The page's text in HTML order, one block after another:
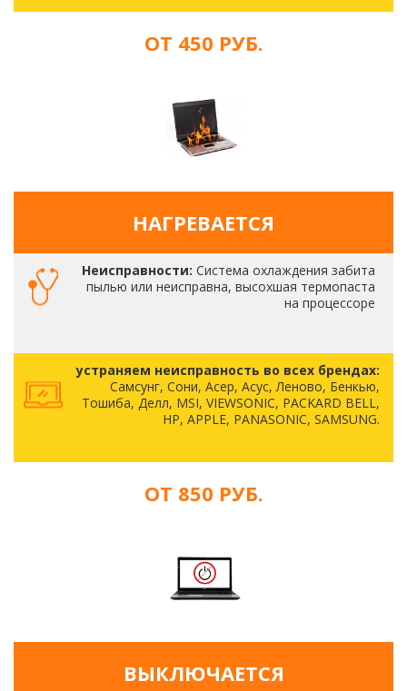
ОТ 450 РУБ.
НАГРЕВАЕТСЯ
Неисправности: Система охлаждения забита
пылью или неисправна, высохшая термопаста
на процессоре
устраняем неисправность во всех брендах:
Самсунг, Сони, Асер, Асус, Леново, Бенкью,
Тошиба, Делл, MSI, VIEWSONIC, PACKARD BELL,
HP, APPLE, PANASONIC, SAMSUNG.
ОТ 850 РУБ.
ВЫКЛЮЧАЕТСЯ